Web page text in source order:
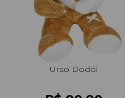
Urso Dodói